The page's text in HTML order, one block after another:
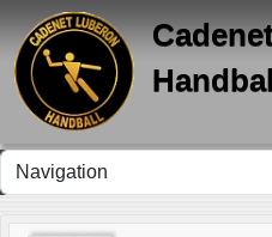
Panneau de gestion des cookies